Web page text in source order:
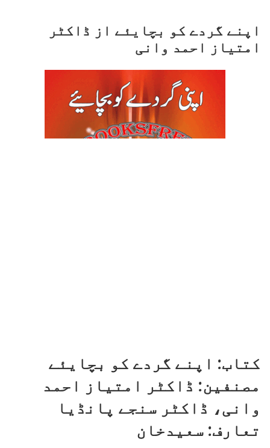
اپنے گردے کو بچایئے از ڈاکٹر
امتیاز احمد وانی
کتاب: اپنے گردے کو بچایئے
مصنفین: ڈاکٹر امتیاز احمد
وانی، ڈاکٹر سنجے پانڈیا
تعارف: سعیدخان